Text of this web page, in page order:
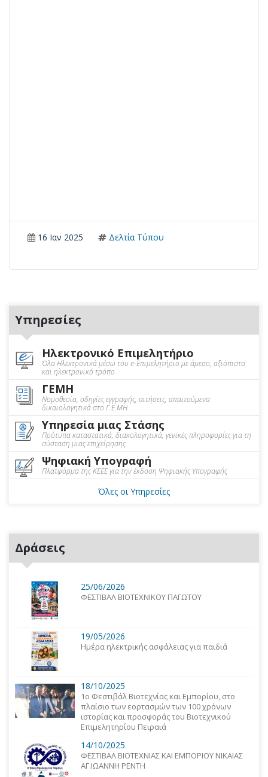
16 Ιαν 2025 Δελτία Τύπου
Υπηρεσίες
Ηλεκτρονικό Επιμελητήριο
Όλα Ηλεκτρονικά μέσω του e-Επιμελητήριο με άμεσο, αξιόπιστο
και ηλεκτρονικό τρόπο
ΓΕΜΗ
Νομοθεσία, οδηγίες εγγραφής, αιτήσεις, απαιτούμενα
δικαιολογητικά στο Γ.Ε.ΜΗ.
Υπηρεσία μιας Στάσης
Πρότυπα καταστατικά, διακολογητικά, γενικές πληροφορίες για τη
σύσταση μιας επιχείρησης
Ψηφιακή Υπογραφή
Πλατφόρμα της ΚΕΕΕ για την έκδοση Ψηφιακής Υπογραφής
Όλες οι Υπηρεσίες
Δράσεις
25/06/2026
ΦΕΣΤΙΒΑΛ ΒΙΟΤΕΧΝΙΚΟΥ ΠΑΓΩΤΟΥ
19/05/2026
Ημέρα ηλεκτρικής ασφάλειας για παιδιά
18/10/2025
1o Φεστιβάλ Βιοτεχνίας και Εμπορίου, στο
πλαίσιο των εορτασμών των 100 χρόνων
ιστορίας και προσφοράς του Βιοτεχνικού
Επιμελητηρίου Πειραιά
14/10/2025
ΦΕΣΤΙΒΑΛ ΒΙΟΤΕΧΝΙΑΣ ΚΑΙ ΕΜΠΟΡΙΟΥ ΝΙΚΑΙΑΣ
ΑΓ.ΙΩΑΝΝΗ ΡΕΝΤΗ